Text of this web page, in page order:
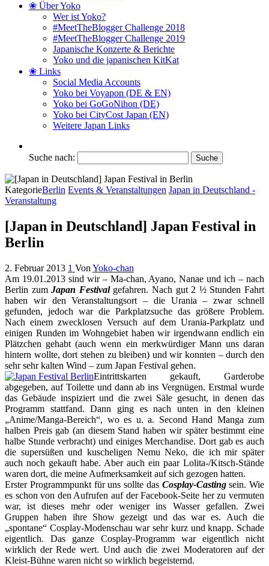
❀ Über Yoko
Wer ist Yoko?
#MeetTheBlogger Challenge 2018
#MeetTheBlogger Challenge 2019
Japanische Konzerte & Berichte
Yoko und die japanischen KitKat
❀ Links
Social Media Accounts
Yoko bei Voyapon (DE & EN)
Yoko bei GoGoNihon (DE)
Yoko bei CityCost Japan (EN)
Weitere Japan Links
Suche nach:
KategorieBerlin Events & Veranstaltungen Japan in Deutschland -
Veranstaltung
[Japan in Deutschland] Japan Festival in
Berlin
2. Februar 2013 1 Von Yoko-chan
Am 19.01.2013 sind wir – Ma-chan, Ayano, Nanae und ich – nach
Berlin zumJapan Festival gefahren. Nach gut 2 ½ Stunden Fahrt
haben wir den Veranstaltungsort – die Urania – zwar schnell
gefunden, jedoch war die Parkplatzsuche das größere Problem.
Nach einem zwecklosen Versuch auf dem Urania-Parkplatz und
einigen Runden im Wohngebiet haben wir irgendwann endlich ein
Plätzchen gehabt (auch wenn ein merkwürdiger Mann uns daran
hintern wollte, dort stehen zu bleiben) und wir konnten – durch den
sehr sehr kalten Wind – zum Japan Festival gehen.
Eintrittskarten gekauft, Garderobe
abgegeben, auf Toilette und dann ab ins Vergnügen. Erstmal wurde
das Gebäude inspiziert und die zwei Säle gesucht, in denen das
Programm stattfand. Dann ging es nach unten in den kleinen
„Anime/Manga-Bereich“, wo es u. a. Second Hand Manga zum
halben Preis gab (an diesem Stand haben wir später bestimmt eine
halbe Stunde verbracht) und einiges Merchandise. Dort gab es auch
die supersüßen und kuscheligen Nemu Neko, die ich mir später
auch noch gekauft habe. Aber auch ein paar Lolita-/Kitsch-Stände
waren dort, die meine Aufmerksamkeit auf sich gezogen hatten.
Erster Programmpunkt für uns sollte das Cosplay-Casting sein. Wie
es schon von den Aufrufen auf der Facebook-Seite her zu vermuten
war, ist dieses mehr oder weniger ins Wasser gefallen. Zwei
Gruppen haben ihre Show gezeigt und das war es. Auch die
„spontane“ Cosplay-Modenschau war sehr kurz und knapp. Schade
eigentlich. Das ganze Cosplay-Programm war eigentlich nicht
wirklich der Rede wert. Und auch die zwei Moderatoren auf der
Kleist-Bühne waren nicht so wirklich begeisternd.